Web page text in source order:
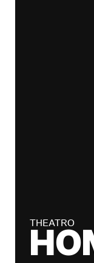
THEATRO